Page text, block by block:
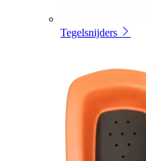
Tegelsnijders